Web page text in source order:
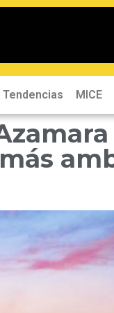
Tendencias MICE